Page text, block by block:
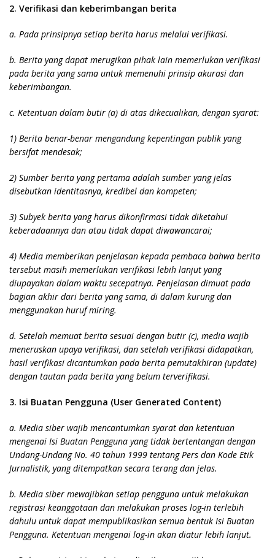
2. Verifikasi dan keberimbangan berita
a. Pada prinsipnya setiap berita harus melalui verifikasi.
b. Berita yang dapat merugikan pihak lain memerlukan verifikasi
pada berita yang sama untuk memenuhi prinsip akurasi dan
keberimbangan.
c. Ketentuan dalam butir (a) di atas dikecualikan, dengan syarat:
1) Berita benar-benar mengandung kepentingan publik yang
bersifat mendesak;
2) Sumber berita yang pertama adalah sumber yang jelas
disebutkan identitasnya, kredibel dan kompeten;
3) Subyek berita yang harus dikonfirmasi tidak diketahui
keberadaannya dan atau tidak dapat diwawancarai;
4) Media memberikan penjelasan kepada pembaca bahwa berita
tersebut masih memerlukan verifikasi lebih lanjut yang
diupayakan dalam waktu secepatnya. Penjelasan dimuat pada
bagian akhir dari berita yang sama, di dalam kurung dan
menggunakan huruf miring.
d. Setelah memuat berita sesuai dengan butir (c), media wajib
meneruskan upaya verifikasi, dan setelah verifikasi didapatkan,
hasil verifikasi dicantumkan pada berita pemutakhiran (update)
dengan tautan pada berita yang belum terverifikasi.
3. Isi Buatan Pengguna (User Generated Content)
a. Media siber wajib mencantumkan syarat dan ketentuan
mengenai Isi Buatan Pengguna yang tidak bertentangan dengan
Undang-Undang No. 40 tahun 1999 tentang Pers dan Kode Etik
Jurnalistik, yang ditempatkan secara terang dan jelas.
b. Media siber mewajibkan setiap pengguna untuk melakukan
registrasi keanggotaan dan melakukan proses log-in terlebih
dahulu untuk dapat mempublikasikan semua bentuk Isi Buatan
Pengguna. Ketentuan mengenai log-in akan diatur lebih lanjut.